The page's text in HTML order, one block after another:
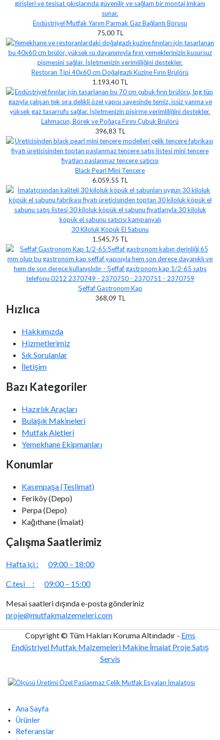
Endüstriyel Mutfak Yarım Parmak Gaz Bağlantı Borusu
75,00 TL
Restoran Tipi 40x60 cm Doğalgazlı Kuzine Fırın Brülörü
1.193,40 TL
Lahmacun, Börek ve Poğaça Fırını Çubuk Brülörü
396,83 TL
Black Pearl Mini Tencere
6.059,55 TL
30 Kiloluk Köpük El Sabunu
1.545,75 TL
Şeffaf Gastronom Kap
368,09 TL
Hızlıca
Hakkımızda
Hizmetlerimiz
Sık Sorulanlar
İletişim
Bazı Kategoriler
Hazırlık Araçları
Bulaşık Makineleri
Mutfak Aletleri
Yemekhane Ekipmanları
Konumlar
Kasımpaşa (Teslimat)
Feriköy (Depo)
Perpa (Depo)
Kağıthane (İmalat)
Çalışma Saatlerimiz
Hafta içi : 09:00 – 18:00
C.tesi : 09:00 – 15:00
Mesai saatleri dışında e-posta gönderiniz
proje@mutfakmalzemeleri.com
Copyright © Tüm Hakları Koruma Altındadır - Ems
Endüstriyel Mutfak Malzemeleri Makine İmalat Proje Satış
Servis
Ana Sayfa
Ürünler
Referanslar